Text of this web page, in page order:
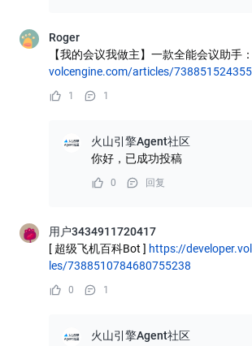
Roger
【我的会议我做主】一款全能会议助手：
volcengine.com/articles/
1 1
火山引擎Agent社区
你好，已成功投稿
0 回复
用户3434911720417
[ 超级飞机百科Bot ] https://
les/7388510784680755238
0 1
火山引擎Agent社区